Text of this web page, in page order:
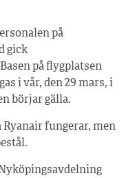
på
gick
på flygplatsen
i vår, den 29 mars, i
börjar gälla.
fungerar, men